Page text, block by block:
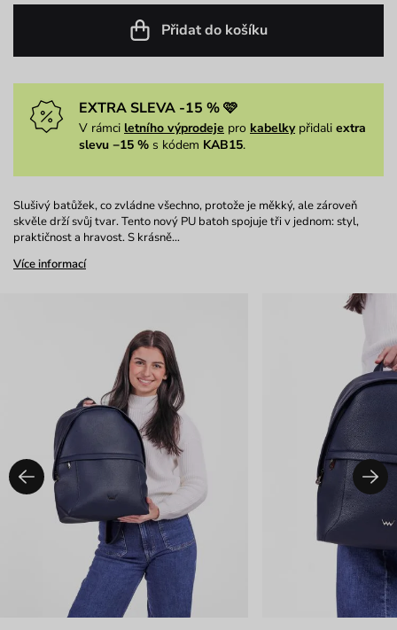
Přidat do košíku
EXTRA SLEVA -15 % 🩷
V rámci letního výprodeje pro kabelkypřidali extra
slevu −15 % s kódem KAB15.
Slušivý batůžek, co zvládne všechno, protože je měkký, ale zároveň
skvěle drží svůj tvar. Tento nový PU batoh spojuje tři v jednom: styl,
praktičnost a hravost. S krásně…
Více informací